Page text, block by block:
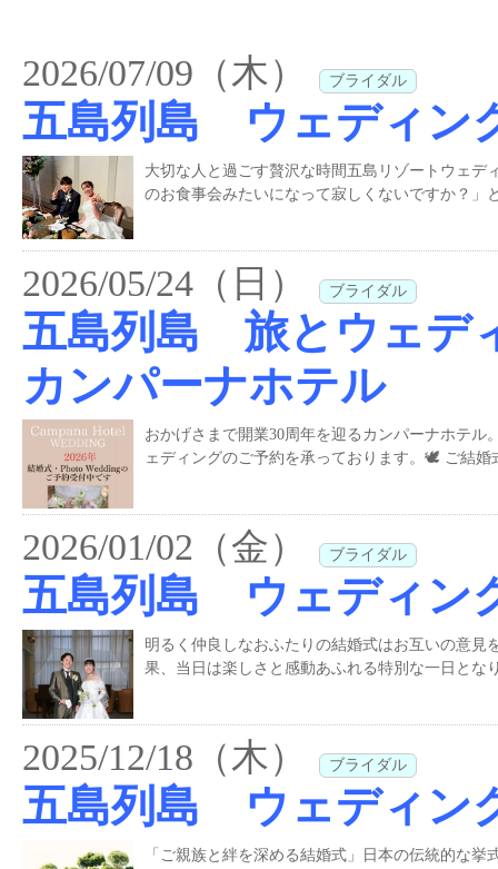
2026/07/09（木） ブライダル
五島列島 ウェディン
大切な人と過ごす贅沢な時間五島リゾートウェ
のお食事会みたいになって寂しくないですか？」
2026/05/24（日） ブライダル
五島列島 旅とウェデ
カンパーナホテル
おかげさまで開業30周年を迎るカンパーナホテル
ェディングのご予約を承っております。🕊️ ご結
2026/01/02（金） ブライダル
五島列島 ウェディン
明るく仲良しなおふたりの結婚式はお互いの意
果、当日は楽しさと感動あふれる特別な一日とな
2025/12/18（木） ブライダル
五島列島 ウェディン
「ご親族と絆を深める結婚式」日本の伝統的な